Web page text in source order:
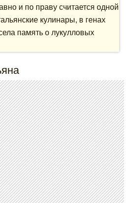
и по праву считается одной
кулинары, в генах
память о лукулловых